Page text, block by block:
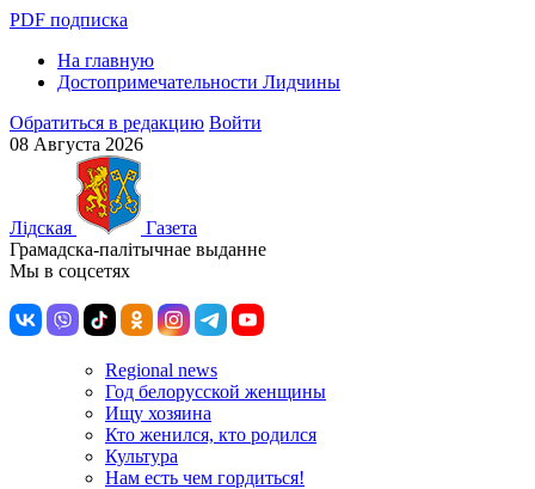
PDF подписка
На главную
Достопримечательности Лидчины
Обратиться в редакцию Войти
08 Августа 2026
Лiдская
Газета
Грамадска-палiтычнае выданне
Мы в соцсетях
Regional news
Год белорусской женщины
Ищу хозяина
Кто женился, кто родился
Культура
Нам есть чем гордиться!